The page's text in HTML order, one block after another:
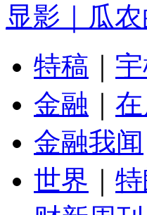
显影｜瓜
特稿
金融
金融我闻
世界